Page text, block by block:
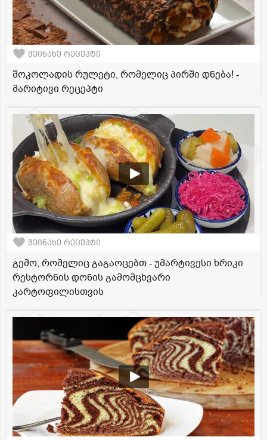
შეინახე რეცეპტი
შოკოლადის რულეტი, რომელიც პირში დნება! -
მარიტივი რეცეპტი
შეინახე რეცეპტი
გემო, რომელიც გაგაოცებთ - უმარტივესი ხრიკი
რესტორნის დონის გამომცხვარი
კარტოფილისთვის